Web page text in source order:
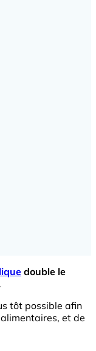
double le
.
tôt possible afin
et de